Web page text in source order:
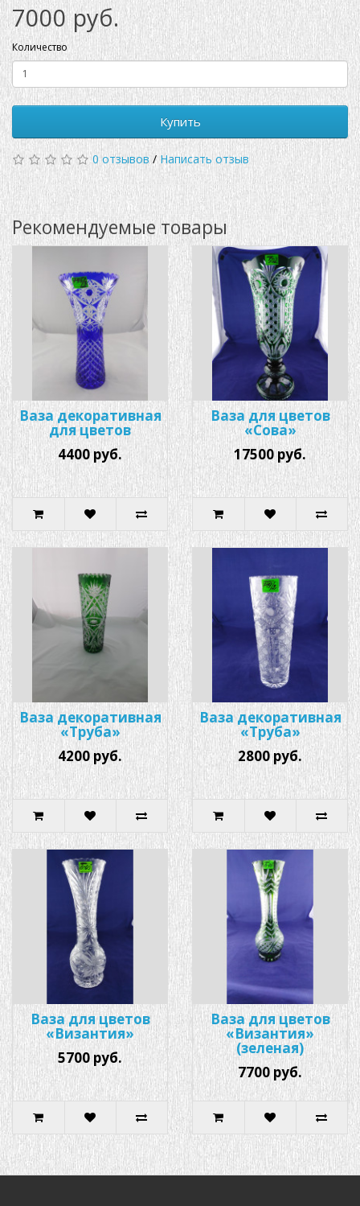
7000 руб.
Количество
Купить
0 отзывов /Написать отзыв
Рекомендуемые товары
Ваза декоративная
для цветов
4400 руб.
Ваза для цветов
«Сова»
17500 руб.
Ваза декоративная
«Труба»
4200 руб.
Ваза декоративная
«Труба»
2800 руб.
Ваза для цветов
«Византия»
5700 руб.
Ваза для цветов
«Византия»
(зеленая)
7700 руб.